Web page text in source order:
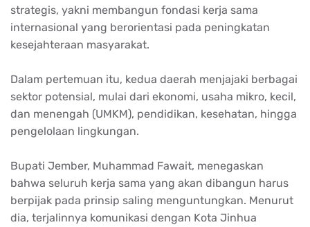
strategis, yakni membangun fondasi kerja sama
internasional yang berorientasi pada peningkatan
kesejahteraan masyarakat.
Dalam pertemuan itu, kedua daerah menjajaki berbagai
sektor potensial, mulai dari ekonomi, usaha mikro, kecil,
dan menengah (UMKM), pendidikan, kesehatan, hingga
pengelolaan lingkungan.
Bupati Jember, Muhammad Fawait, menegaskan
bahwa seluruh kerja sama yang akan dibangun harus
berpijak pada prinsip saling menguntungkan. Menurut
dia, terjalinnya komunikasi dengan Kota Jinhua